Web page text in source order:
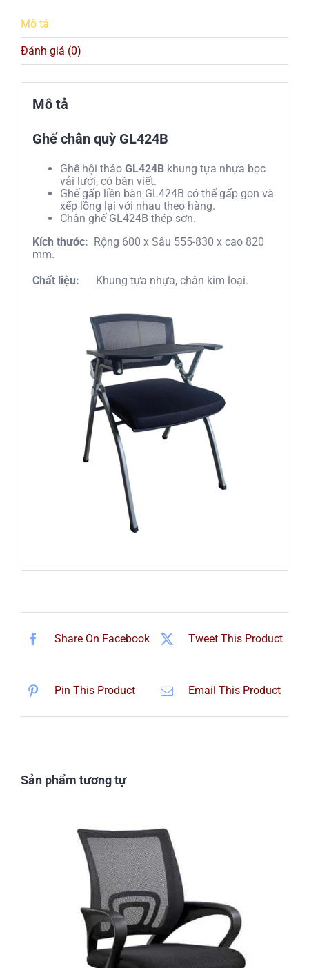
Mô tả
Đánh giá (0)
Mô tả
Ghế chân quỳ GL424B
Ghế hội thảo GL424Bkhung tựa nhựa bọc
vải lưới, có bàn viết.
Ghế gấp liền bàn GL424B có thể gấp gọn và
xếp lồng lại với nhau theo hàng.
Chân ghế GL424B thép sơn.
Kích thước: Rộng 600 x Sâu 555-830 x cao 820
mm.
Chất liệu:
Khung tựa nhựa, chân kim loại.
Share On Facebook Tweet This Product
Pin This Product Email This Product
Sản phẩm tương tự